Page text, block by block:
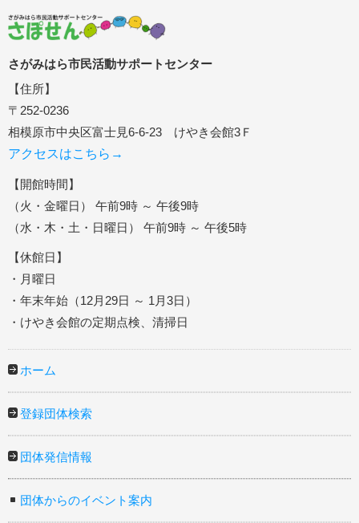
さがみはら市民活動サポートセンター
【住所】
〒252-0236
相模原市中央区富士見6-6-23 けやき会館3Ｆ
アクセスはこちら→
【開館時間】
（火・金曜日） 午前9時 ～ 午後9時
（水・木・土・日曜日） 午前9時 ～ 午後5時
【休館日】
・月曜日
・年末年始（12月29日 ～ 1月3日）
・けやき会館の定期点検、清掃日
ホーム
登録団体検索
団体発信情報
団体からのイベント案内